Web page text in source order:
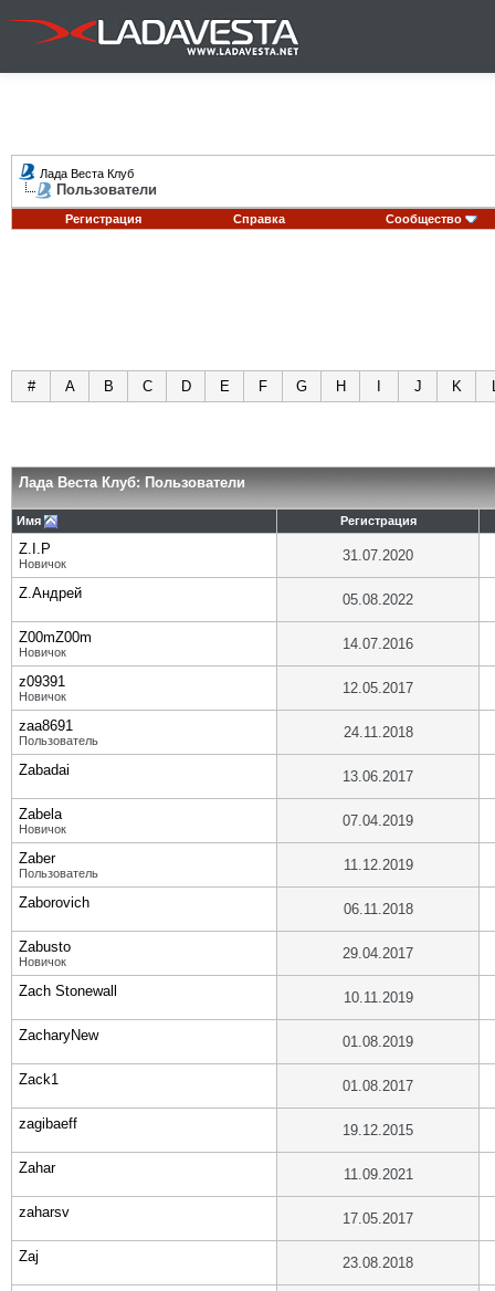
Лада Веста Клуб
Пользователи
Регистрация Справка Сообщество
# A B C D E F G H J K
Лада Веста Клуб: Пользователи
Имя Регистрация
Z.I.P
Новичок 31.07.2020
Z.Андрей 05.08.2022
Z00mZ00m
Новичок 14.07.2016
z09391
Новичок 12.05.2017
zaa8691
Пользователь 24.11.2018
Zabadai 13.06.2017
Zabela
Новичок 07.04.2019
Zaber
Пользователь 11.12.2019
Zaborovich 06.11.2018
Zabusto
Новичок 29.04.2017
Zach Stonewall 10.11.2019
ZacharyNew 01.08.2019
Zack1 01.08.2017
zagibaeff 19.12.2015
Zahar 11.09.2021
zaharsv 17.05.2017
Zaj 23.08.2018